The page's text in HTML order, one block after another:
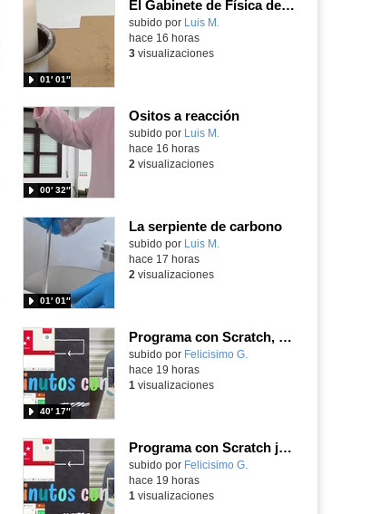
pantalla
El Gabinete de Física del IES Enrique Tierno Galván de Parla (Curso 25-26)
Contenido educativo.
subido por Luis M.
01′ 01″
hace 16 horas
3visualizaciones
Ositos a reacción
Contenido educativo.
subido por Luis M.
00′ 32″
hace 16 horas
2 visualizaciones
La serpiente de carbono
Contenido educativo.
subido por Luis M.
01′ 01″
hace 17 horas
2 visualizaciones
Programa con Scratch, 8 diferentes juegos para vivir la emoción de los partidos de España en el mundial 2026
Contenido educativo.
subido por Felicisimo G.
40′ 17″
hace 19 horas
1 visualizaciones
Programa con Scratch juegos con los partidos del mundial 2026 ganados por España
Contenido educativo.
subido por Felicisimo G.
hace 19 horas
1 visualizaciones